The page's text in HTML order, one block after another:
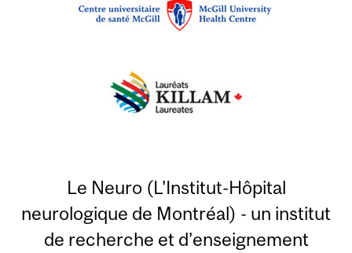
Le Neuro (L'Institut-Hôpital
neurologique de Montréal) - un institut
de recherche et d’enseignement